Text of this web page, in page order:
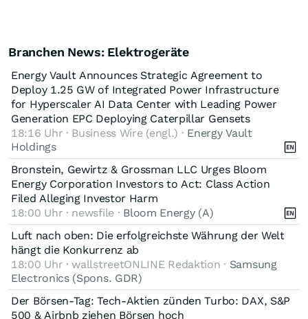
Branchen News: Elektrogeräte
Energy Vault Announces Strategic Agreement to
Deploy 1.25 GW of Integrated Power Infrastructure
for Hyperscaler AI Data Center with Leading Power
Generation EPC Deploying Caterpillar Gensets
18:16 Uhr · Business Wire (engl.) · Energy Vault
Holdings
Bronstein, Gewirtz & Grossman LLC Urges Bloom
Energy Corporation Investors to Act: Class Action
Filed Alleging Investor Harm
18:00 Uhr · newsfile · Bloom Energy (A)
Luft nach oben: Die erfolgreichste Währung der Welt
hängt die Konkurrenz ab
18:00 Uhr · wallstreetONLINE Redaktion · Samsung
Electronics (Spons. GDR)
Der Börsen-Tag: Tech-Aktien zünden Turbo: DAX, S&P
500 & Airbnb ziehen Börsen hoch